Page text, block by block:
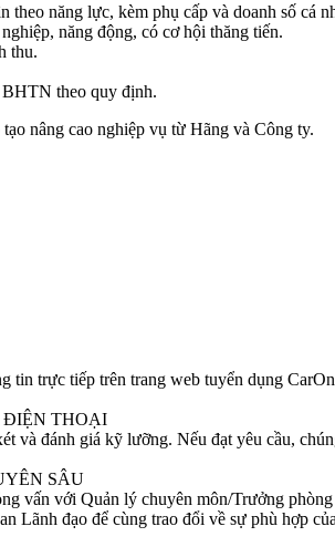
theo năng lực, kèm phụ cấp và doanh số cá
năng động, có cơ hội thăng tiến.
thu.
theo quy định.
nâng cao nghiệp vụ từ Hãng và Công ty.
tin trực tiếp trên trang web tuyển dụng
ĐIỆN THOẠI
và đánh giá kỹ lưỡng. Nếu đạt yêu cầu,
SÂU
vấn với Quản lý chuyên môn/Trưởng
Lãnh đạo để cùng trao đổi về sự phù hợp